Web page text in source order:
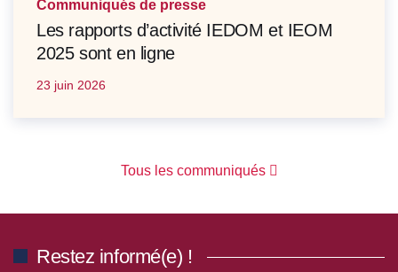
Communiqués de presse
Les rapports d’activité IEDOM et IEOM
2025 sont en ligne
23 juin 2026
Tous les communiqués
Restez informé(e) !